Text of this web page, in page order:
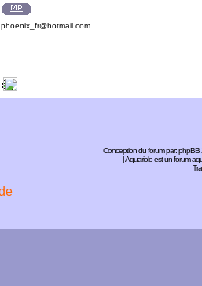
phoenix_fr@hotmail.com
Conception du forum par:phpBB
| Aquariolo est un forum